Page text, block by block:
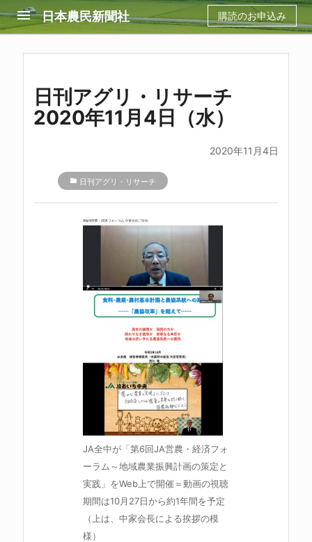
menu 日本農民新聞社 購読のお申込み
日刊アグリ・リサーチ
2020年11月4日（水）
2020年11月4日
folder 日刊アグリ・リサーチ
JA全中が「第6回JA営農・経済フォ
ーラム～地域農業振興計画の策定と
実践」をWeb上で開催＝動画の視聴
期間は10月27日から約1年間を予定
（上は、中家会長による挨拶の模
様）